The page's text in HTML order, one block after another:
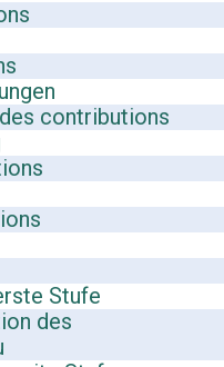
contributions
Stufe
des